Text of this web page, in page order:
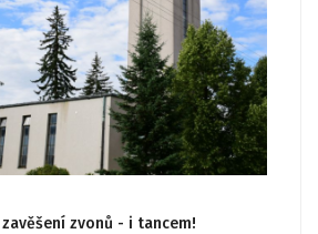
zvonů - i tancem!